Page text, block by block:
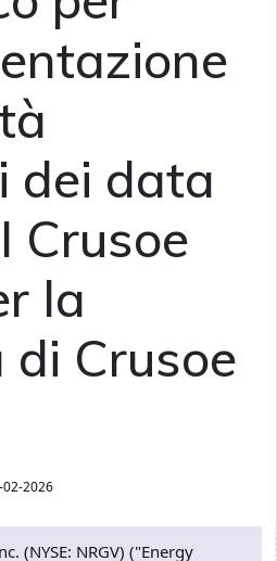
dei data
Crusoe
la
Crusoe
02-2026
(NYSE: NRGV) ("Energy